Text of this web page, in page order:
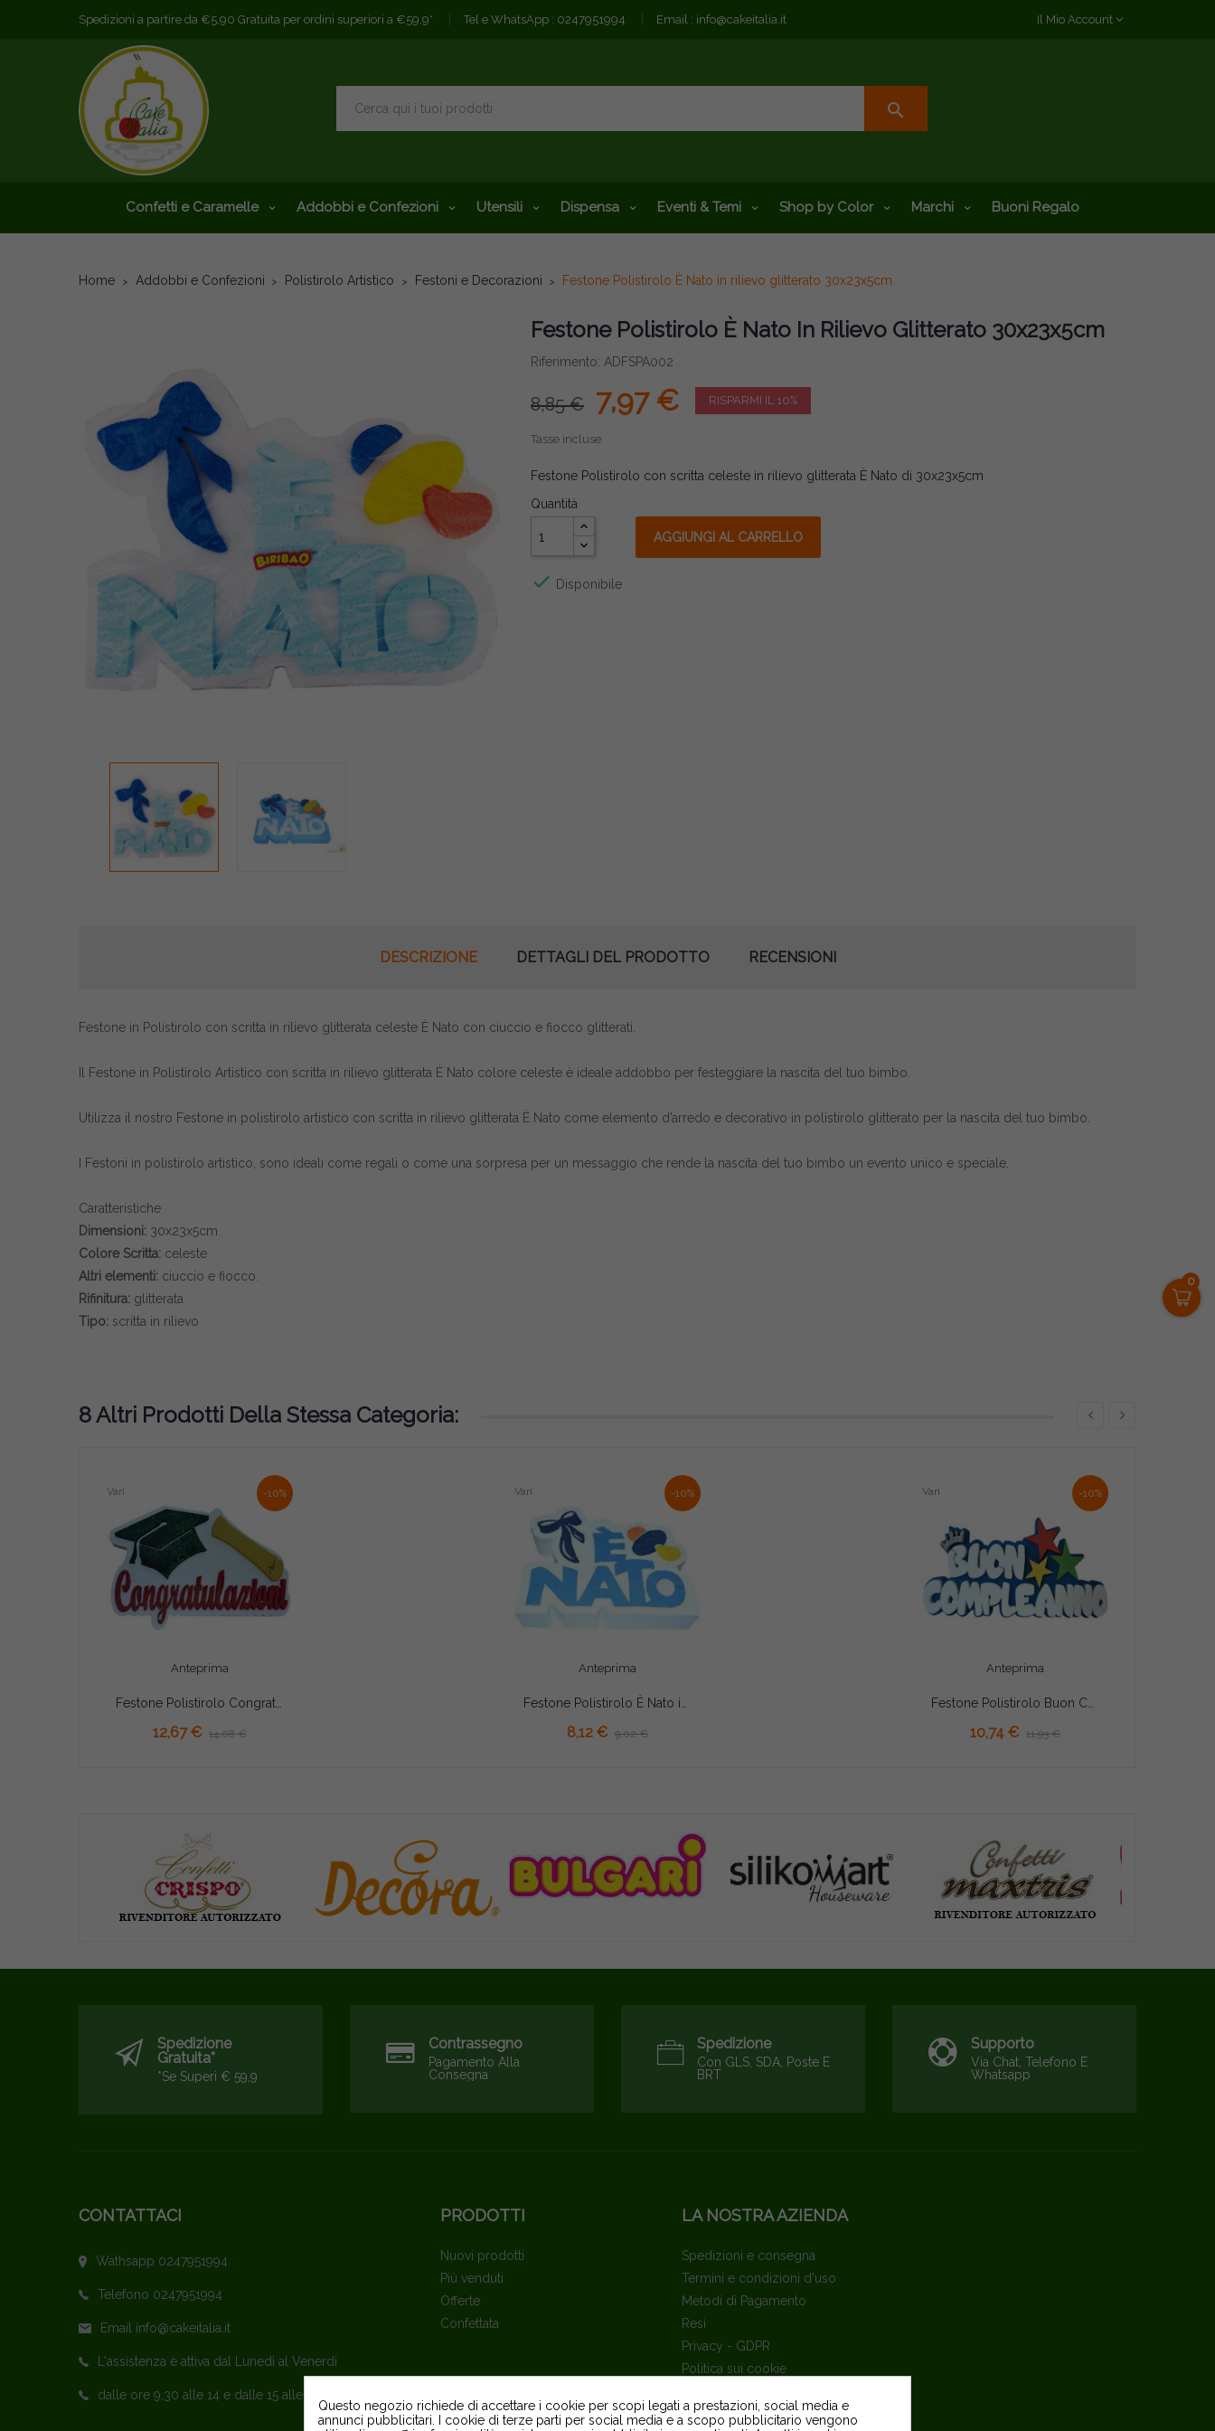
0
Spedizioni a partire da €5,90 Gratuita per ordini superiori a €59,9* Tel e WhatsApp : 0247951994 Email : info@cakeitalia.it Il Mio Account
search
Confetti e Caramelle Addobbi e Confezioni Utensili Dispensa Eventi & Temi Shop by Color Marchi Buoni Regalo
Home Addobbi e Confezioni Polistirolo Artistico Festoni e Decorazioni Festone Polistirolo È Nato in rilievo glitterato 30x23x5cm
Festone Polistirolo È Nato In Rilievo Glitterato 30x23x5cm
Riferimento: ADFSPA002
8,85 € 7,97 € RISPARMI IL 10%
Tasse incluse
Festone Polistirolo con scritta celeste in rilievo glitterata È Nato di 30x23x5cm
Quantità
AGGIUNGI AL CARRELLO
 Disponibile
DESCRIZIONE DETTAGLI DEL PRODOTTO RECENSIONI
Festone in Polistirolo con scritta in rilievo glitterata celeste È Nato con ciuccio e fiocco glitterati.
Il Festone in Polistirolo Artistico con scritta in rilievo glitterata È Nato colore celeste è ideale addobbo per festeggiare la nascita del tuo bimbo.
Utilizza il nostro Festone in polistirolo artistico con scritta in rilievo glitterata È Nato come elemento d’arredo e decorativo in polistirolo glitterato per la nascita del tuo bimbo.
I Festoni in polistirolo artistico, sono ideali come regali o come una sorpresa per un messaggio che rende la nascita del tuo bimbo un evento unico e speciale.
Caratteristiche
Dimensioni: 30x23x5cm
Colore Scritta: celeste
Altri elementi: ciuccio e fiocco.
Rifinitura: glitterata
Tipo: scritta in rilievo
8 Altri Prodotti Della Stessa Categoria:
-10%
Anteprima
Vari
12,67 € 14,08 €
-10%
Anteprima
Vari
8,12 € 9,02 €
-10%
Anteprima
Vari
10,74 € 11,93 €
Spedizione
Gratuita*
*se Superi € 59,9
Contrassegno
Pagamento Alla
Consegna
Spedizione
Con GLS, SDA, Poste E
BRT
Supporto
Via Chat, Telefono E
Whatsapp
CONTATTACI
Wathsapp 0247951994
Telefono 0247951994
Email info@cakeitalia.it
L'assistenza è attiva dal Lunedì al Venerdì
dalle ore 9,30 alle 14 e dalle 15 alle 18
PRODOTTI
Nuovi prodotti
Più venduti
Offerte
Confettata
LA NOSTRA AZIENDA
Spedizioni e consegna
Termini e condizioni d'uso
Metodi di Pagamento
Resi
Privacy - GDPR
Politica sui cookie
Mappa Del Sito
Questo negozio richiede di accettare i cookie per scopi legati a prestazioni, social media e
annunci pubblicitari. I cookie di terze parti per social media e a scopo pubblicitario vengono